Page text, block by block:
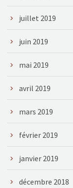
juillet 2019
juin 2019
mai 2019
avril 2019
mars 2019
février 2019
janvier 2019
décembre 2018